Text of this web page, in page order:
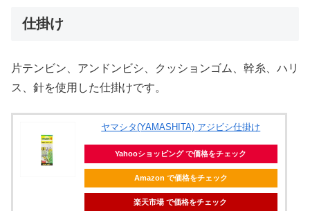
仕掛け
片テンビン、アンドンビシ、クッションゴム、幹糸、ハリ
ス、針を使用した仕掛けです。
ヤマシタ(YAMASHITA) アジビシ仕掛け
Yahooショッピング で価格をチェック
Amazon で価格をチェック
楽天市場 で価格をチェック